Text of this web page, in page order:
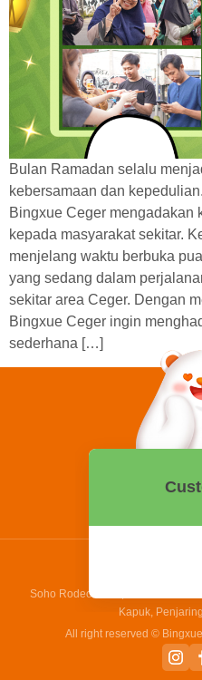
Bulan Ramadan selalu
kebersamaan dan
Bingxue Ceger mengadakan
kepada masyarakat sekitar.
menjelang waktu berbuka
yang sedang dalam
sekitar area Ceger. Dengan
Bingxue Ceger ingin
sederhana […]
Soho Rodeo Drive, No. 5 - 6 Jl.
Kapuk,
All right reserved © Bingxue